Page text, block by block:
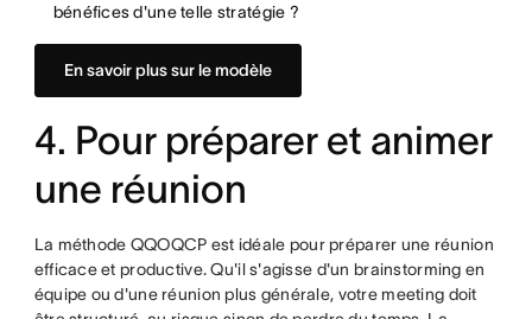
bénéfices d'une telle stratégie ?
En savoir plus sur le modèle
4. Pour préparer et animer
une réunion
La méthode QQOQCP est idéale pour préparer une réunion
efficace et productive. Qu'il s'agisse d'un brainstorming en
équipe ou d'une réunion plus générale, votre meeting doit